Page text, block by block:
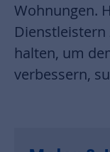
Wohnungen.
halten, um
verbessern,